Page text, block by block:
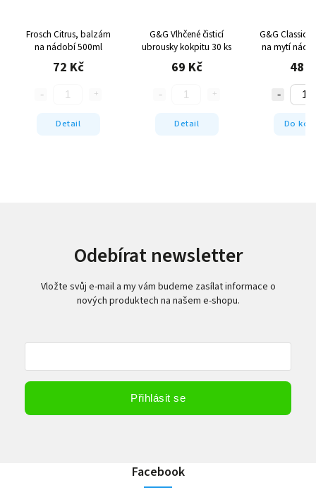
Frosch Citrus, balzám
na nádobí 500ml
72 Kč
Detail
G&G Vlhčené čisticí
ubrousky kokpitu 30 ks
69 Kč
Detail
G&G Classic
na mytí
48
Do
Odebírat newsletter
Vložte svůj e-mail a my vám budeme zasílat informace o
nových produktech na našem e-shopu.
Přihlásit se
Facebook